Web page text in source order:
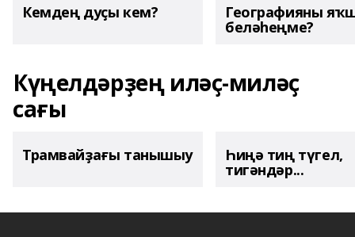
Кемдең дуҫы кем? Географияны
беләһеңме?
Күңелдәрҙең иләҫ-миләҫ
сағы
Трамвайҙағы танышыу Һиңә тиң түгел,
тигәндәр...